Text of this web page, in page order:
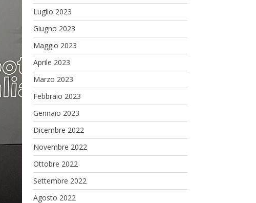
Luglio 2023
Giugno 2023
Maggio 2023
Aprile 2023
Marzo 2023
Febbraio 2023
Gennaio 2023
Dicembre 2022
Novembre 2022
Ottobre 2022
Settembre 2022
Agosto 2022